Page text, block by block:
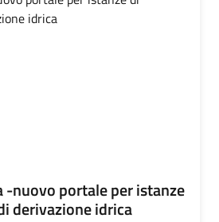
-nuovo portale per istanze
derivazione idrica